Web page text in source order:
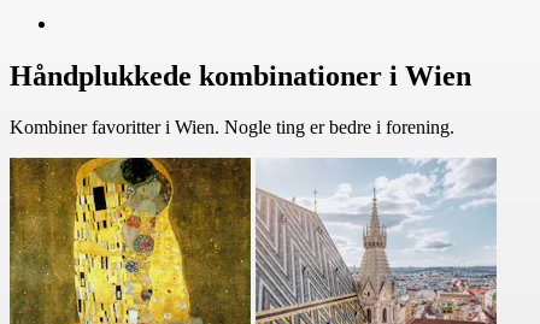
Håndplukkede kombinationer i Wien
Kombiner favoritter i Wien. Nogle ting er bedre i forening.